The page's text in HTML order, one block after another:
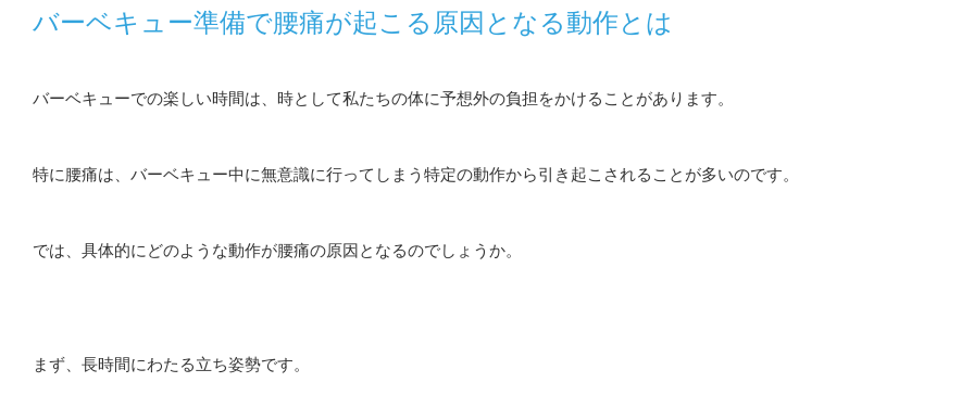
バーベキュー準備で腰痛が起こる原因となる動作とは
バーベキューでの楽しい時間は、時として私たちの体に予想外の負担をかけることがあります。
特に腰痛は、バーベキュー中に無意識に行ってしまう特定の動作から引き起こされることが多いのです。
では、具体的にどのような動作が腰痛の原因となるのでしょうか。
まず、長時間にわたる立ち姿勢です。